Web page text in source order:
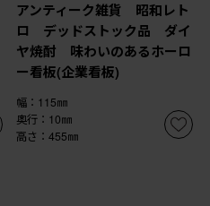
アンティーク雑貨 昭和レト
ロ デッドストック品 ダイ
ヤ焼酎 味わいのあるホーロ
ー看板(企業看板)
幅：115㎜
奥行：10㎜
高さ：455㎜